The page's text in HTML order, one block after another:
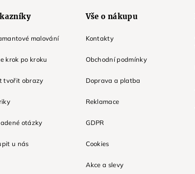
malování
krok po kroku
tvořit obrazy
otázky
u nás
Vše o nákupu
Kontakty
Obchodní podmínky
Doprava a platba
Reklamace
GDPR
Cookies
Akce a slevy